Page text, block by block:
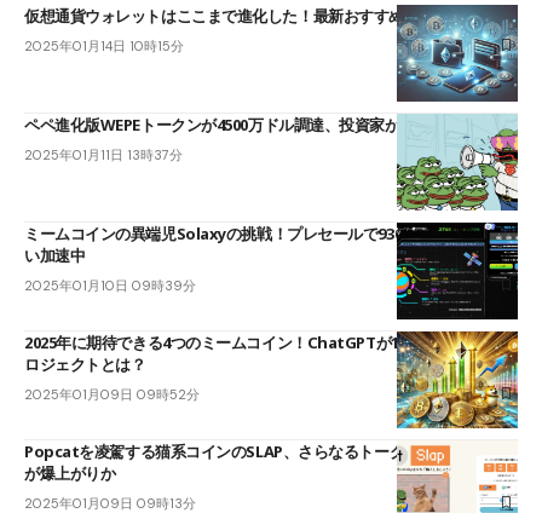
仮想通貨ウォレットはここまで進化した！最新おすすめウォレット5選
2025年01月14日 10時15分
ペペ進化版WEPEトークンが4500万ドル調達、投資家が注目するワケ
2025年01月11日 13時37分
ミームコインの異端児Solaxyの挑戦！プレセールで930万ドル調達し勢
い加速中
2025年01月10日 09時39分
2025年に期待できる4つのミームコイン！ChatGPTが1月に選ぶ注目プ
ロジェクトとは？
2025年01月09日 09時52分
Popcatを凌駕する猫系コインのSLAP、さらなるトークンバーンで価値
が爆上がりか
2025年01月09日 09時13分